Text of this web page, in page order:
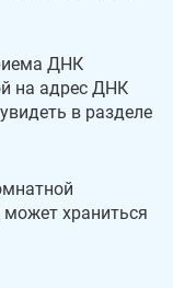
ДНК
на адрес ДНК
в разделе
может храниться